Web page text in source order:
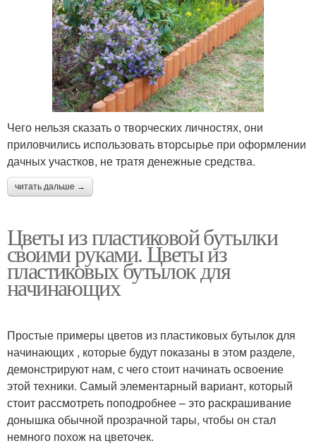
Чего нельзя сказать о творческих личностях, они
приловчились использовать вторсырье при оформлении
дачных участков, не тратя денежные средства.
читать дальше →
Цветы из пластиковой бутылки
своими руками. Цветы из
пластиковых бутылок для
начинающих
Простые примеры цветов из пластиковых бутылок для
начинающих , которые будут показаны в этом разделе,
демонстрируют нам, с чего стоит начинать освоение
этой техники. Самый элементарный вариант, который
стоит рассмотреть поподробнее – это раскрашивание
донышка обычной прозрачной тары, чтобы он стал
немного похож на цветочек.